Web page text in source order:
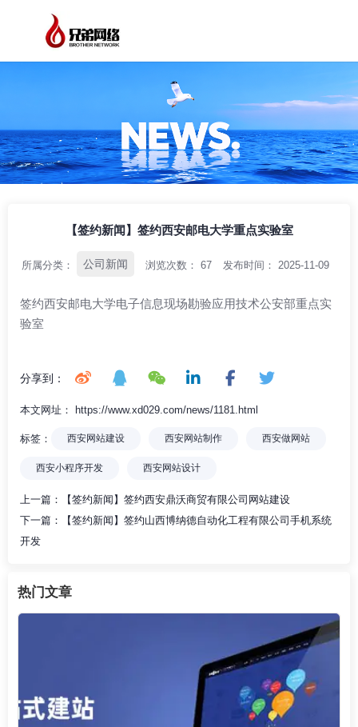
【签约新闻】签约西安邮电大学重点实验室
所属分类： 公司新闻 浏览次数： 67 发布时间： 2025-11-09
签约西安邮电大学电子信息现场勘验应用技术公安部重点实
验室
分享到：
本文网址： https://www.xd029.com/news/1181.html
标签： 西安网站建设 西安网站制作 西安做网站
西安小程序开发 西安网站设计
上一篇：
【签约新闻】签约西安鼎沃商贸有限公司网站建设
下一篇：
【签约新闻】签约山西博纳德自动化工程有限公司手机系统
开发
热门文章